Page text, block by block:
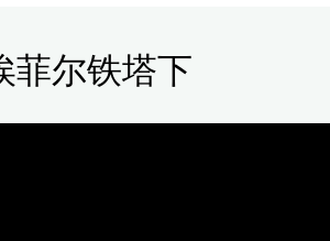
菲尔铁塔下